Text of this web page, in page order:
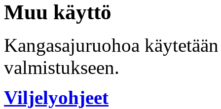
Muu käyttö
Kangasajuruohoa
valmistukseen.
Viljelyohjeet